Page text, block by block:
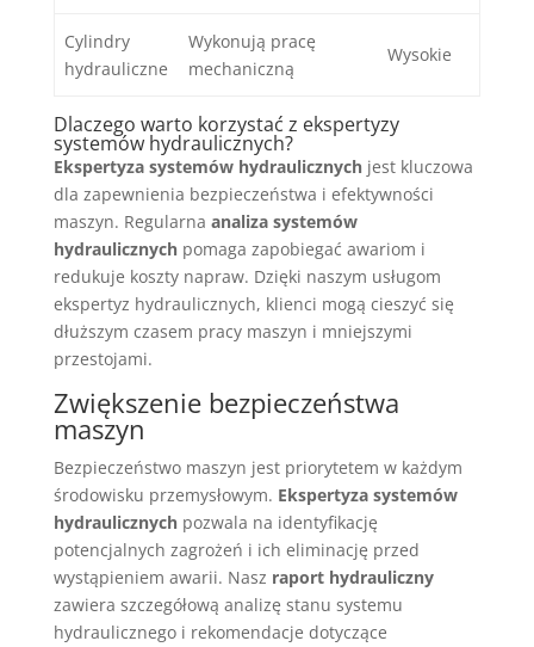
Cylindry
hydrauliczne
Wykonują pracę
mechaniczną
Wysokie
Dlaczego warto korzystać z ekspertyzy
systemów hydraulicznych?
Ekspertyza systemów hydraulicznychjest kluczowa
dla zapewnienia bezpieczeństwa i efektywności
maszyn. Regularna analiza systemów
hydraulicznychpomaga zapobiegać awariom i
redukuje koszty napraw. Dzięki naszym usługom
ekspertyz hydraulicznych, klienci mogą cieszyć się
dłuższym czasem pracy maszyn i mniejszymi
przestojami.
Zwiększenie bezpieczeństwa
maszyn
Bezpieczeństwo maszyn jest priorytetem w każdym
środowisku przemysłowym. Ekspertyza systemów
hydraulicznychpozwala na identyfikację
potencjalnych zagrożeń i ich eliminację przed
wystąpieniem awarii. Nasz raport hydrauliczny
zawiera szczegółową analizę stanu systemu
hydraulicznego i rekomendacje dotyczące